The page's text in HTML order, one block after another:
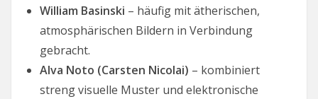
William Basinski – häufig mit ätherischen,
atmosphärischen Bildern in Verbindung
gebracht.
Alva Noto (Carsten Nicolai) – kombiniert
streng visuelle Muster und elektronische